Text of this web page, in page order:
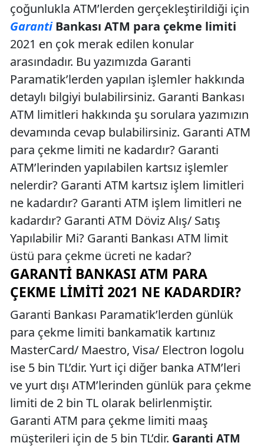
çoğunlukla ATM’lerden gerçekleştirildiği için
GarantiBankası ATM para çekme limiti
2021 en çok merak edilen konular
arasındadır. Bu yazımızda Garanti
Paramatik’lerden yapılan işlemler hakkında
detaylı bilgiyi bulabilirsiniz. Garanti Bankası
ATM limitleri hakkında şu sorulara yazımızın
devamında cevap bulabilirsiniz. Garanti ATM
para çekme limiti ne kadardır? Garanti
ATM’lerinden yapılabilen kartsız işlemler
nelerdir? Garanti ATM kartsız işlem limitleri
ne kadardır? Garanti ATM işlem limitleri ne
kadardır? Garanti ATM Döviz Alış/ Satış
Yapılabilir Mi? Garanti Bankası ATM limit
üstü para çekme ücreti ne kadar?
GARANTI BANKASI ATM PARA
ÇEKME LIMITI 2021 NE KADARDIR?
Garanti Bankası Paramatik’lerden günlük
para çekme limiti bankamatik kartınız
MasterCard/ Maestro, Visa/ Electron logolu
ise 5 bin TL’dir. Yurt içi diğer banka ATM’leri
ve yurt dışı ATM’lerinden günlük para çekme
limiti de 2 bin TL olarak belirlenmiştir.
Garanti ATM para çekme limiti maaş
müşterileri için de 5 bin TL’dir. Garanti ATM